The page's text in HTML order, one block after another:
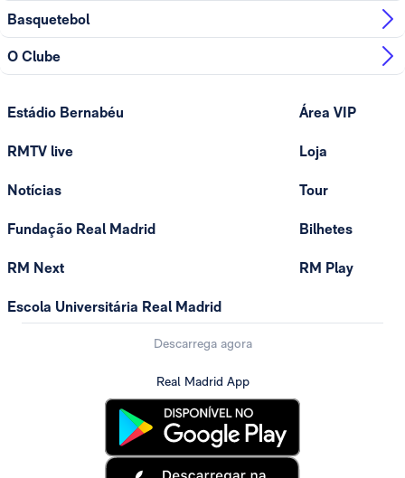
Basquetebol
O Clube
Estádio Bernabéu
RMTV live
Notícias
Fundação Real Madrid
RM Next
Escola Universitária Real Madrid
Área VIP
Loja
Tour
Bilhetes
RM Play
Descarrega agora
Real Madrid App